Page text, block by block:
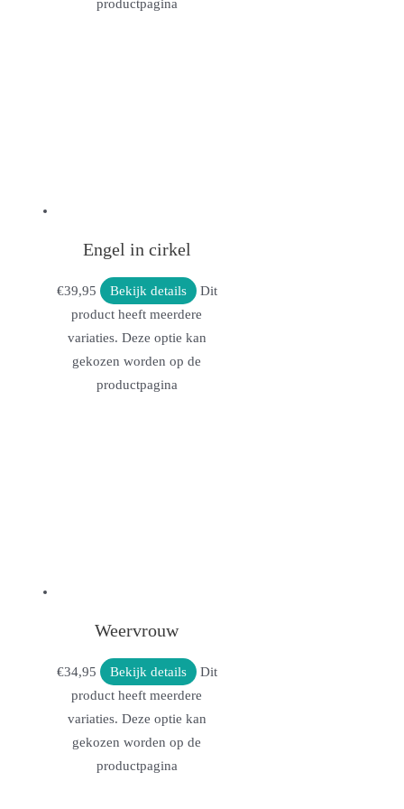
productpagina
Engel in cirkel
€39,95 Bekijk details
Dit
product heeft meerdere
variaties. Deze optie kan
gekozen worden op de
productpagina
Weervrouw
€34,95 Bekijk details
Dit
product heeft meerdere
variaties. Deze optie kan
gekozen worden op de
productpagina